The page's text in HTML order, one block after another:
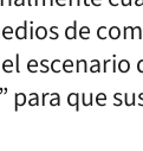
de
escenario
que